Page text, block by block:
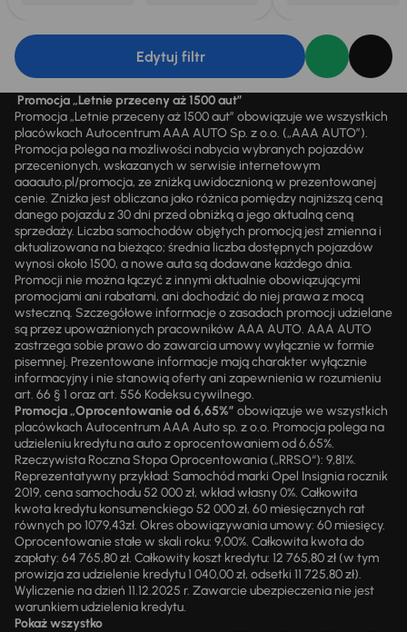
Edytuj filtr
Promocja „Letnie przeceny aż 1500 aut”
Promocja „Letnie przeceny aż 1500 aut” obowiązuje we wszystkich
placówkach Autocentrum AAA AUTO Sp. z o.o. („AAA AUTO”).
Promocja polega na możliwości nabycia wybranych pojazdów
przecenionych, wskazanych w serwisie internetowym
aaaauto.pl/promocja, ze zniżką uwidocznioną w prezentowanej
cenie. Zniżka jest obliczana jako różnica pomiędzy najniższą ceną
danego pojazdu z 30 dni przed obniżką a jego aktualną ceną
sprzedaży. Liczba samochodów objętych promocją jest zmienna i
aktualizowana na bieżąco; średnia liczba dostępnych pojazdów
wynosi około 1500, a nowe auta są dodawane każdego dnia.
Promocji nie można łączyć z innymi aktualnie obowiązującymi
promocjami ani rabatami, ani dochodzić do niej prawa z mocą
wsteczną. Szczegółowe informacje o zasadach promocji udzielane
są przez upoważnionych pracowników AAA AUTO. AAA AUTO
zastrzega sobie prawo do zawarcia umowy wyłącznie w formie
pisemnej. Prezentowane informacje mają charakter wyłącznie
informacyjny i nie stanowią oferty ani zapewnienia w rozumieniu
art. 66 § 1 oraz art. 556 Kodeksu cywilnego.
Promocja „Oprocentowanie od 6,65%” obowiązuje we wszystkich
placówkach Autocentrum AAA Auto sp. z o.o. Promocja polega na
udzieleniu kredytu na auto z oprocentowaniem od 6,65%.
Rzeczywista Roczna Stopa Oprocentowania („RRSO“): 9,81%.
Reprezentatywny przykład: Samochód marki Opel Insignia rocznik
2019, cena samochodu 52 000 zł, wkład własny 0%. Całkowita
kwota kredytu konsumenckiego 52 000 zł, 60 miesięcznych rat
równych po 1079,43zł. Okres obowiązywania umowy: 60 miesięcy.
Oprocentowanie stałe w skali roku: 9,00%. Całkowita kwota do
zapłaty: 64 765,80 zł. Całkowity koszt kredytu: 12 765,80 zł (w tym
prowizja za udzielenie kredytu 1 040,00 zł, odsetki 11 725,80 zł).
Wyliczenie na dzień 11.12.2025 r. Zawarcie ubezpieczenia nie jest
warunkiem udzielenia kredytu.
Pokaż wszystko